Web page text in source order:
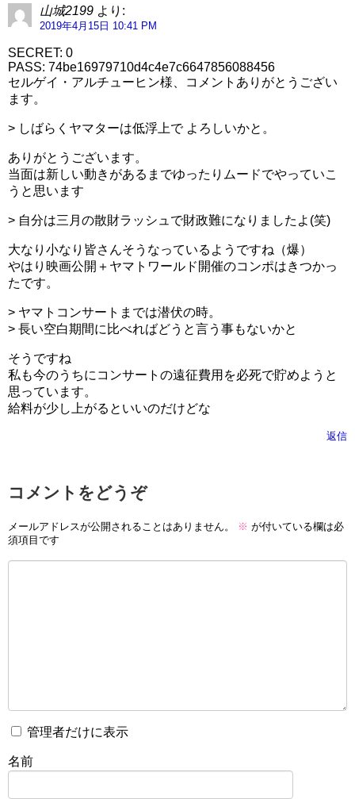
山城2199 より:
2019年4月15日 10:41 PM
SECRET: 0
PASS: 74be16979710d4c4e7c6647856088456
セルゲイ・アルチューヒン様、コメントありがとうござい
ます。
> しばらくヤマターは低浮上で よろしいかと。
ありがとうございます。
当面は新しい動きがあるまでゆったりムードでやっていこ
うと思います
> 自分は三月の散財ラッシュで財政難になりましたよ(笑)
大なり小なり皆さんそうなっているようですね（爆）
やはり映画公開＋ヤマトワールド開催のコンポはきつかっ
たです。
> ヤマトコンサートまでは潜伏の時。
> 長い空白期間に比べればどうと言う事もないかと
そうですね
私も今のうちにコンサートの遠征費用を必死で貯めようと
思っています。
給料が少し上がるといいのだけどな
返信
コメントをどうぞ
メールアドレスが公開されることはありません。 ※ が付いている欄は必
須項目です
管理者だけに表示
名前